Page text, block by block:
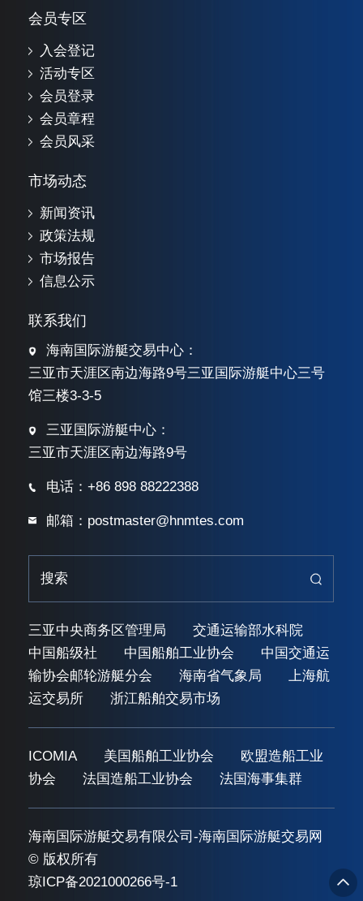
会员专区
入会登记
活动专区
会员登录
会员章程
会员风采
市场动态
新闻资讯
政策法规
市场报告
信息公示
联系我们
海南国际游艇交易中心：
三亚市天涯区南边海路9号三亚国际游艇中心三号
馆三楼3-3-5
三亚国际游艇中心：
三亚市天涯区南边海路9号
电话：+86 898 88222388
邮箱：postmaster@hnmtes.com
三亚中央商务区管理局
交通运输部水科院
中国船级社
中国船舶工业协会
中国交通运
输协会邮轮游艇分会
海南省气象局
上海航
运交易所
浙江船舶交易市场
ICOMIA 美国船舶工业协会
欧盟造船工业
协会
法国造船工业协会 法国海事集群
海南国际游艇交易有限公司-海南国际游艇交易网
© 版权所有
琼ICP备2021000266号-1